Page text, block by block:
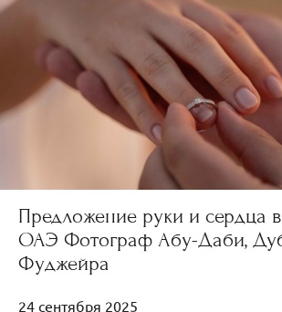
Предложение руки и сердца
ОАЭ Фотограф Абу-Даби,
Фуджейра
24 сентября 2025